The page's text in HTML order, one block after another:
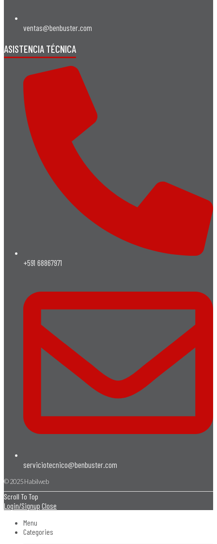
ventas@benbuster.com
ASISTENCIA TÉCNICA
+591 68867971
serviciotecnico@benbuster.com
© 2025 Habilweb
Scroll To Top
Login/Signup Close
Menu
Categories